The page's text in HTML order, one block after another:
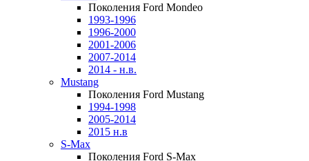
Поколения Ford Mondeo
1993-1996
1996-2000
2001-2006
2007-2014
2014 - н.в.
Mustang
Поколения Ford Mustang
1994-1998
2005-2014
2015 н.в
S-Max
Поколения Ford S-Max